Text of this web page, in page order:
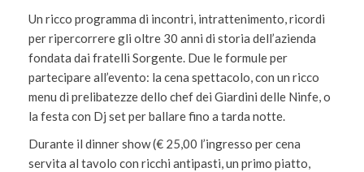
Un ricco programma di incontri, intrattenimento, ricordi
per ripercorrere gli oltre 30 anni di storia dell’azienda
fondata dai fratelli Sorgente. Due le formule per
partecipare all’evento: la cena spettacolo, con un ricco
menu di prelibatezze dello chef dei Giardini delle Ninfe, o
la festa con Dj set per ballare fino a tarda notte.
Durante il dinner show (€ 25,00 l’ingresso per cena
servita al tavolo con ricchi antipasti, un primo piatto,